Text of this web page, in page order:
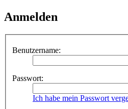
Anmelden
Benutzername:
Passwort:
Ich habe mein Passwort